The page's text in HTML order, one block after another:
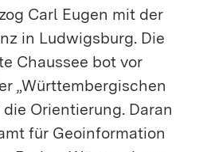
Carl Eugen mit der
in Ludwigsburg. Die
Chaussee bot vor
„Württembergischen
Orientierung. Daran
für Geoinformation